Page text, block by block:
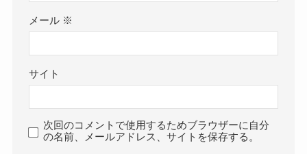
メール ※
サイト
次回のコメントで使用するためブラウザーに自分
の名前、メールアドレス、サイトを保存する。